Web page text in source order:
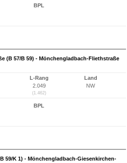
BPL
(B 57/B 59) - Mönchengladbach-Fliethstraße
L-Rang
2.049
(1.462)
Land
NW
BPL
59/K 1) - Mönchengladbach-Giesenkirchen-